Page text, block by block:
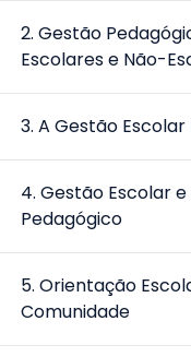
2.Gestão
Escolares e Não-
3.A Gestão
4.Gestão Escolar
Pedagógico
5.Orientação
Comunidade